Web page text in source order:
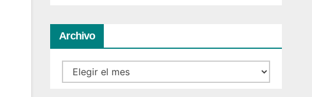
Archivo
Archivo